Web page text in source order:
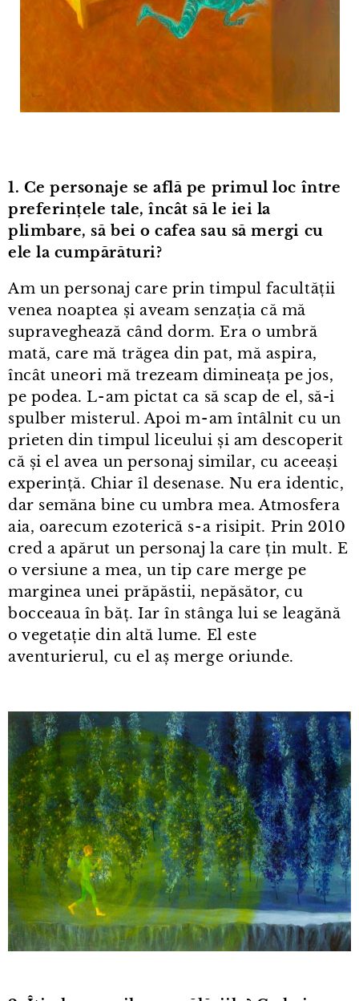
1. Ce personaje se află pe primul loc între
preferințele tale, încât să le iei la
plimbare, să bei o cafea sau să mergi cu
ele la cumpărături?
Am un personaj care prin timpul facultății
venea noaptea și aveam senzația că mă
supraveghează când dorm. Era o umbră
mată, care mă trăgea din pat, mă aspira,
încât uneori mă trezeam dimineața pe jos,
pe podea. L⁠-⁠am pictat ca să scap de el, să-i
spulber misterul. Apoi m⁠-⁠am întâlnit cu un
prieten din timpul liceului și am descoperit
că și el avea un personaj similar, cu aceeași
experință. Chiar îl desenase. Nu era identic,
dar semăna bine cu umbra mea. Atmosfera
aia, oarecum ezoterică s⁠-⁠a risipit. Prin 2010
cred a apărut un personaj la care țin mult. E
o versiune a mea, un tip care merge pe
marginea unei prăpăstii, nepăsător, cu
bocceaua în băț. Iar în stânga lui se leagănă
o vegetație din altă lume. El este
aventurierul, cu el aș merge oriunde.